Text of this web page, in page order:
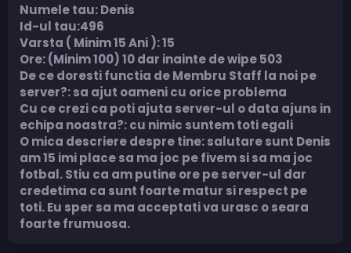
Numele tau: Denis
Id-ul tau:496
Varsta ( Minim 15 Ani ): 15
Ore: (Minim 100) 10 dar inainte de wipe 503
De ce doresti functia de Membru Staff la noi pe
server?: sa ajut oameni cu orice problema
Cu ce crezi ca poti ajuta server-ul o data ajuns in
echipa noastra?: cu nimic suntem toti egali
O mica descriere despre tine: salutare sunt Denis
am 15 imi place sa ma joc pe fivem si sa ma joc
fotbal. Stiu ca am putine ore pe server-ul dar
credetima ca sunt foarte matur si respect pe
toti. Eu sper sa ma acceptati va urasc o seara
foarte frumuosa.